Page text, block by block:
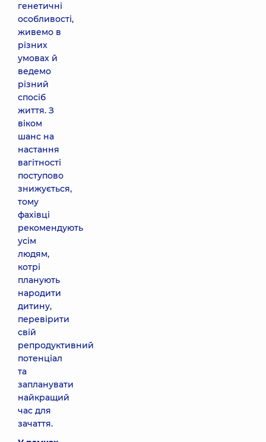
генетичні
особливості,
живемо в
різних
умовах й
ведемо
різний
спосіб
життя. З
віком
шанс на
настання
вагітності
поступово
знижується,
тому
фахівці
рекомендують
усім
людям,
котрі
планують
народити
дитину,
перевірити
свій
репродуктивний
потенціал
та
запланувати
найкращий
час для
зачаття.